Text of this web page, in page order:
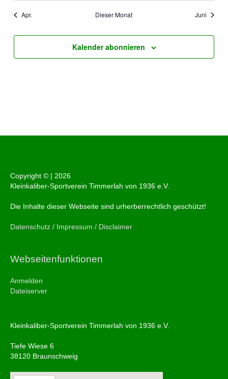
Apr. Dieser Monat Juni
Kalender abonnieren
Copyright © | 2026
Kleinkaliber-Sportverein Timmerlah von 1936 e.V.
Die Inhalte dieser Webseite sind urherberrechtlich geschützt!
Datenschutz / Impressum / Disclaimer
Webseitenfunktionen
Anmelden
Dateiserver
Kleinkaliber-Sportverein Timmerlah von 1936 e.V.
Tiefe Wiese 6
38120 Braunschweig